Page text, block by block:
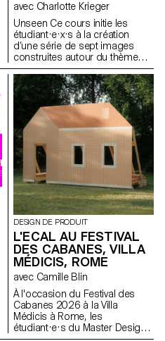
avec Charlotte Krieger
Unseen Ce cours initie les
étudiant·e·x·s à la création
d’une série de sept images
construites autour du thème
Unseen. Ils et elles apprendront
à articuler décors,
personnages et lumières pour
créer des mises en scène
fortes et cohérentes. À travers
une approche pratique et
technique, le cours développe
leur capacité à concevoir un
projet complet, à diriger des
modèles, à travailler la lumière
naturelle ou artificielle et à
collaborer dans des conditions
proches de la réalité
professionnelle. Les
étudiant·e·x·s affineront ainsi
leur regard d’auteur tout en se
préparant aux exigences des
mandats éditoriaux et
commerciaux.
DESIGN DE PRODUIT
L'ECAL AU FESTIVAL
DES CABANES, VILLA
MÉDICIS, ROME
avec Camille Blin
À l'occasion du Festival des
Cabanes 2026 à la Villa
Médicis à Rome, les
étudiant·e·s du Master Design